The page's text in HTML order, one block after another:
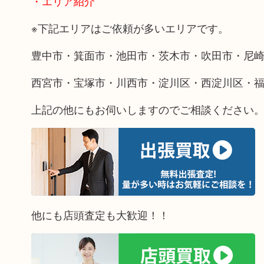
※下記エリアはご依頼が多いエリアです。
豊中市・箕面市・池田市・茨木市・吹田市・尼
西宮市・宝塚市・川西市・淀川区・西淀川区・
上記の他にもお伺いしますのでご相談ください。
他にも店頭査定も大歓迎！！